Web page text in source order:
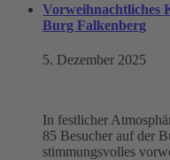
Vorweihnachtliches
Burg Falkenberg
5. Dezember 2025
In festlicher
85 Besucher auf der
stimmungsvolles